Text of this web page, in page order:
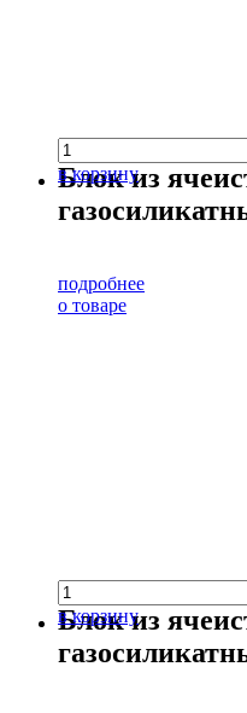
в корзину
Блок из
подробнее
о товаре
в корзину
Блок из